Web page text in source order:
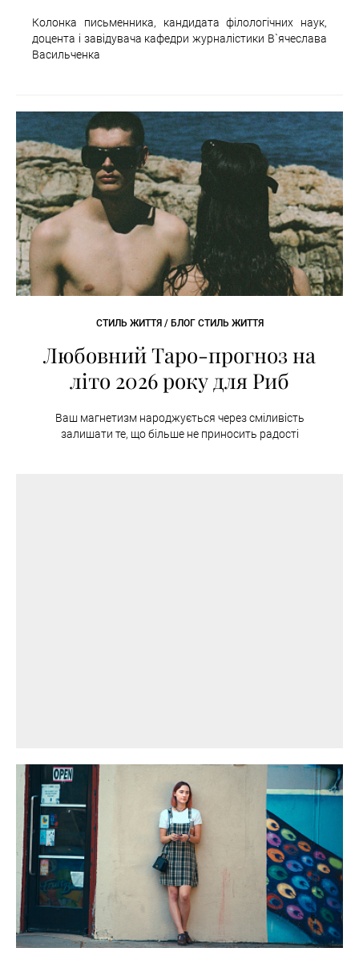
Колонка письменника, кандидата філологічних наук,
доцента і завідувача кафедри журналістики В`ячеслава
Васильченка
СТИЛЬ ЖИТТЯ / БЛОГ СТИЛЬ ЖИТТЯ
Любовний Таро-прогноз на
літо 2026 року для Риб
Ваш магнетизм народжується через сміливість
залишати те, що більше не приносить радості